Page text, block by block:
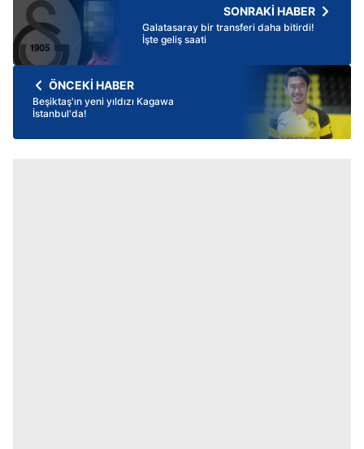
SONRAKİ HABER
Galatasaray bir transferi daha bitirdi!
İşte geliş saati
ÖNCEKİ HABER
Beşiktaş'ın yeni yıldızı Kagawa
İstanbul'da!